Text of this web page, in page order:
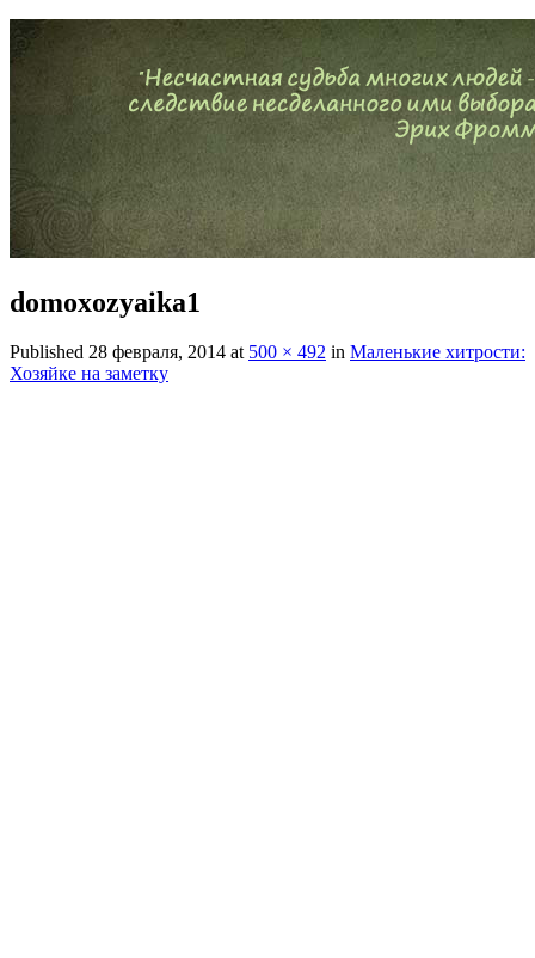
domoxozyaika1
Published 28 февраля, 2014 at 500 × 492 in Маленькие хитрости:
Хозяйке на заметку